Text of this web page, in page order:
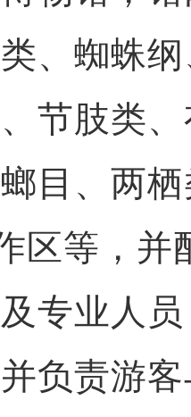
、蜘蛛
节肢类
目、两
区等，并
专业人
负责游